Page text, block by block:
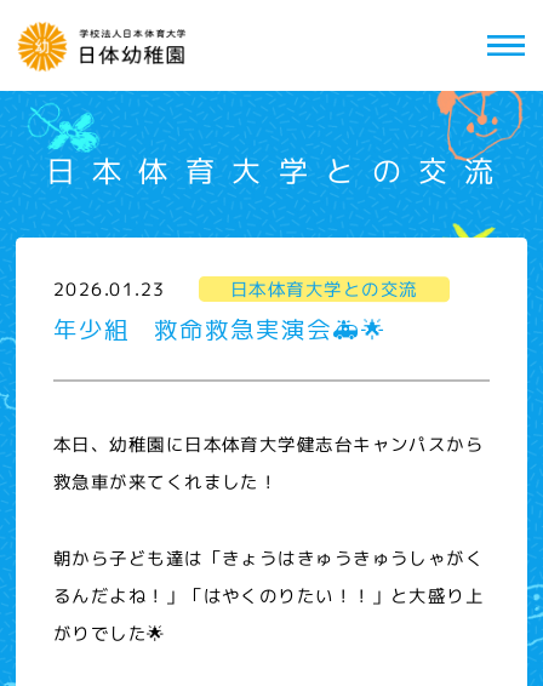
日本体育大学との交流
2026.01.23 日本体育大学との交流
年少組 救命救急実演会🚑🌟
本日、幼稚園に日本体育大学健志台キャンパスから
救急車が来てくれました！
朝から子ども達は「きょうはきゅうきゅうしゃがく
るんだよね！」「はやくのりたい！！」と大盛り上
がりでした🌟